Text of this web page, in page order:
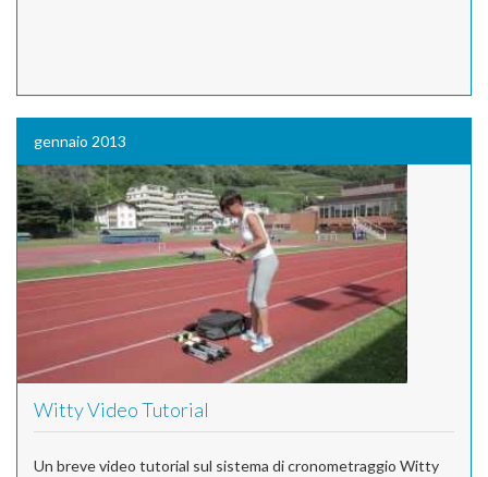
gennaio 2013
Witty Video Tutorial
Un breve video tutorial sul sistema di cronometraggio Witty